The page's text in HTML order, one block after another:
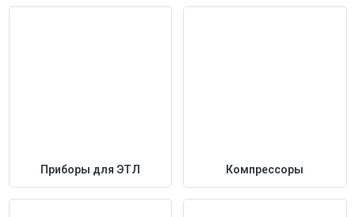
Приборы для ЭТЛ Компрессоры